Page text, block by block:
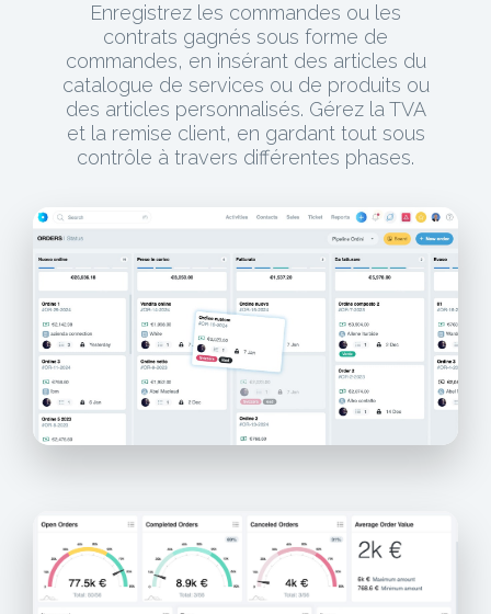
Enregistrez les commandes ou les
contrats gagnés sous forme de
commandes, en insérant des articles du
catalogue de services ou de produits ou
des articles personnalisés. Gérez la TVA
et la remise client, en gardant tout sous
contrôle à travers différentes phases.